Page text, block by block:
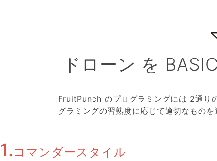
ドローン を
FruitPunch のプログラミングには 2通り
グラミングの習熟度に応じて適切なもの
1. コマンダースタイル